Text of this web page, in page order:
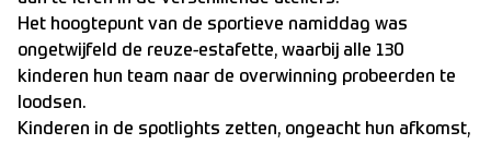
Het hoogtepunt van de sportieve namiddag was
ongetwijfeld de reuze-estafette, waarbij alle 130
kinderen hun team naar de overwinning probeerden te
loodsen.
Kinderen in de spotlights zetten, ongeacht hun afkomst,